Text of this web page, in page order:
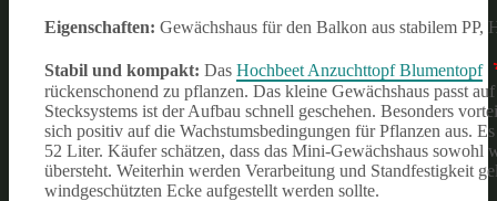
Eigenschaften: Gewächshaus für den Balkon aus stabilem
Stabil und kompakt: Das Hochbeet Anzuchttopf Blumentopf
rückenschonend zu pflanzen. Das kleine Gewächshaus passt
Stecksystems ist der Aufbau schnell geschehen. Besonders
sich positiv auf die Wachstumsbedingungen für Pflanzen aus.
52 Liter. Käufer schätzen, dass das Mini-Gewächshaus
übersteht. Weiterhin werden Verarbeitung und Standfestigkeit
windgeschützten Ecke aufgestellt werden sollte.